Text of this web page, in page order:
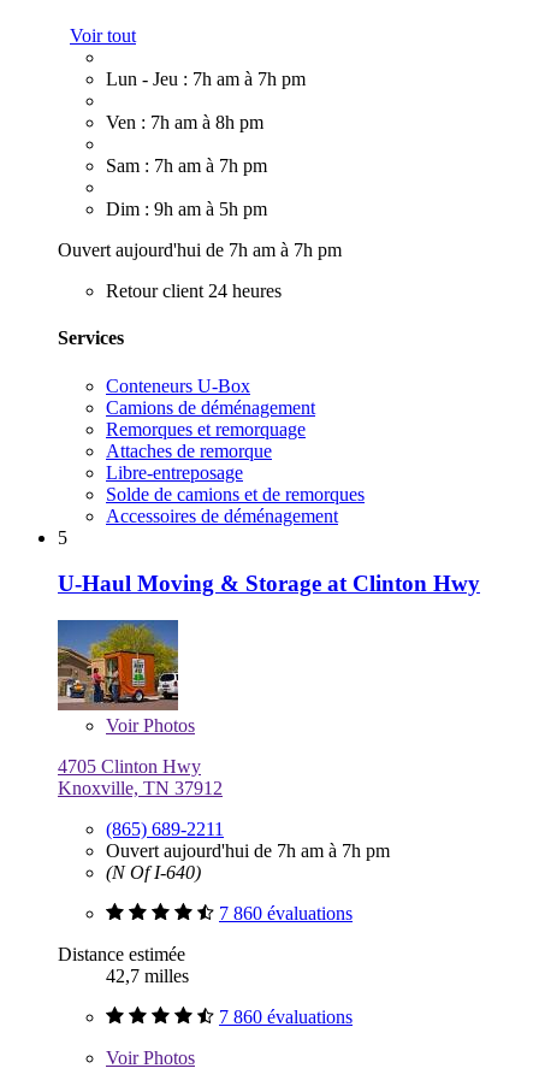
Voir tout
Lun - Jeu : 7h am à 7h pm
Ven : 7h am à 8h pm
Sam : 7h am à 7h pm
Dim : 9h am à 5h pm
Ouvert aujourd'hui de 7h am à 7h pm
Retour client 24 heures
Services
Conteneurs U-Box
Camions de déménagement
Remorques et remorquage
Attaches de remorque
Libre-entreposage
Solde de camions et de remorques
Accessoires de déménagement
5
U-Haul Moving & Storage at Clinton Hwy
VoirPhotos
4705 Clinton Hwy
Knoxville, TN 37912
(865) 689-2211
Ouvert aujourd'hui de 7h am à 7h pm
(N Of I-640)
7 860 évaluations
Distance estimée
42,7 milles
7 860 évaluations
VoirPhotos